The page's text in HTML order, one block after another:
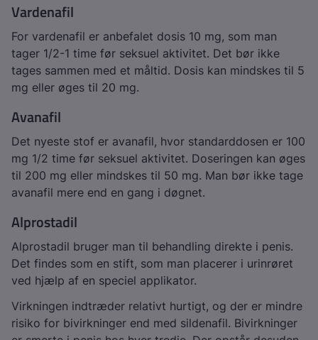
Vardenafil
For vardenafil er anbefalet dosis 10 mg, som man
tager 1/2-1 time før seksuel aktivitet. Det bør ikke
tages sammen med et måltid. Dosis kan mindskes til 5
mg eller øges til 20 mg.
Avanafil
Det nyeste stof er avanafil, hvor standarddosen er 100
mg 1/2 time før seksuel aktivitet. Doseringen kan øges
til 200 mg eller mindskes til 50 mg. Man bør ikke tage
avanafil mere end en gang i døgnet.
Alprostadil
Alprostadil bruger man til behandling direkte i penis.
Det findes som en stift, som man placerer i urinrøret
ved hjælp af en speciel applikator.
Virkningen indtræder relativt hurtigt, og der er mindre
risiko for bivirkninger end med sildenafil. Bivirkninger